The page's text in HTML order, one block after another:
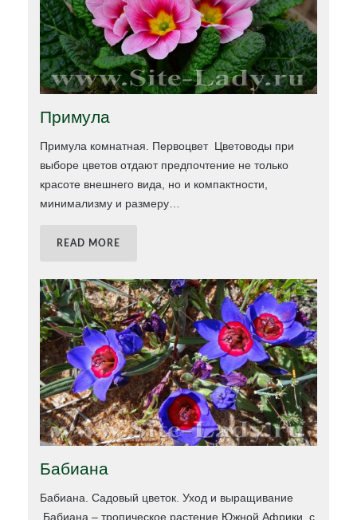
Примула
Примула комнатная. Первоцвет Цветоводы при
выборе цветов отдают предпочтение не только
красоте внешнего вида, но и компактности,
минимализму и размеру…
READ MORE
Бабиана
Бабиана. Садовый цветок. Уход и выращивание
Бабиана – тропическое растение Южной Африки, с